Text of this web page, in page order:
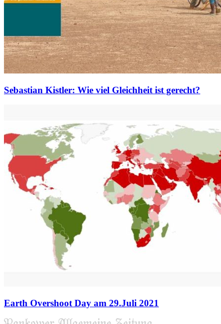
Sebastian Kistler: Wie viel Gleichheit ist gerecht?
Earth Overshoot Day am 29.Juli 2021